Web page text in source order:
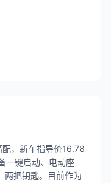
，新车指导价16.78
一键启动、电动座
两把钥匙。目前作为